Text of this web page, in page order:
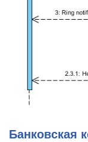
Банковская